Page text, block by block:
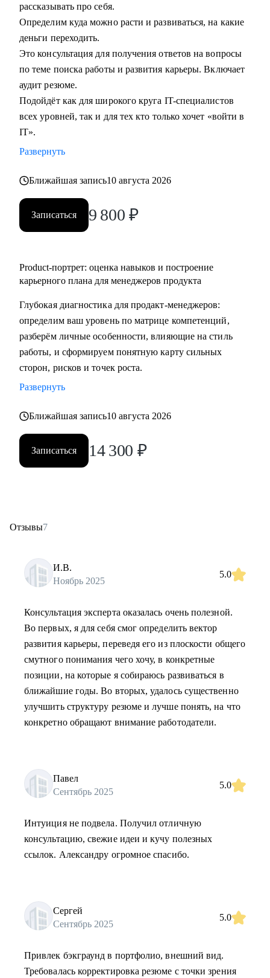
рассказывать про себя.
Определим куда можно расти и развиваться, на какие
деньги переходить.
Это консультация для получения ответов на вопросы
по теме поиска работы и развития карьеры. Включает
аудит резюме.
Подойдёт как для широкого круга IT-специалистов
всех уровней, так и для тех кто только хочет «войти в
IT».
Развернуть
Ближайшая запись10 августа 2026
Записаться 9 800 ₽
Product‑портрет: оценка навыков и построение
карьерного плана для менеджеров продукта
Глубокая диагностика для продакт‑менеджеров:
определим ваш уровень по матрице компетенций,
разберём личные особенности, влияющие на стиль
работы, и сформируем понятную карту сильных
сторон, рисков и точек роста.
Развернуть
Ближайшая запись10 августа 2026
Записаться 14 300 ₽
Отзывы7
И.В.
Ноябрь 2025
5.0
Консультация эксперта оказалась очень полезной.
Во первых, я для себя смог определить вектор
развития карьеры, переведя его из плоскости общего
смутного понимания чего хочу, в конкретные
позиции, на которые я собираюсь развиваться в
ближайшие годы. Во вторых, удалось существенно
улучшить структуру резюме и лучше понять, на что
конкретно обращают внимание работодатели.
Павел
Сентябрь 2025
5.0
Интуиция не подвела. Получил отличную
консультацию, свежие идеи и кучу полезных
ссылок. Александру огромное спасибо.
Сергей
Сентябрь 2025
5.0
Привлек бэкграунд в портфолио, внешний вид.
Требовалась корректировка резюме с точки зрения